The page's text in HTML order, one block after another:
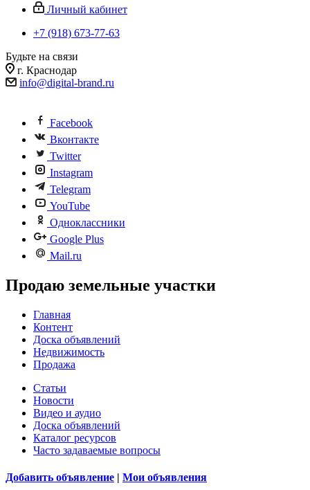
Личный кабинет
+7 (918) 673-77-63
Будьте на связи
г. Краснодар
info@digital-brand.ru
Facebook
Вконтакте
Twitter
Instagram
Telegram
YouTube
Одноклассники
Google Plus
Mail.ru
Продаю земельные участки
Главная
Контент
Доска объявлений
Недвижимость
Продажа
Статьи
Новости
Видео и аудио
Доска объявлений
Каталог ресурсов
Часто задаваемые вопросы
Добавить объявление | Мои объявления